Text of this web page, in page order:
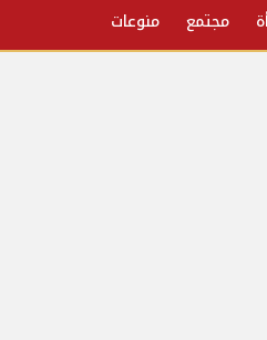
مجتمع منوعات